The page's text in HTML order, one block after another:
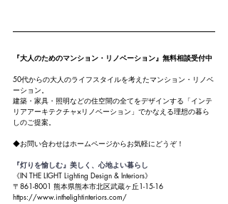
『大人のためのマンション・リノベーション』無料相談受付中
50代からの大人のライフスタイルを考えたマンション・リノベ
ーション。
建築・家具・照明などの住空間の全てをデザインする「インテ
リアアーキテクチャ×リノベーション」でかなえる理想の暮ら
しのご提案。
◆お問い合わせはホームページからお気軽にどうぞ！
『灯りを愉しむ』美しく、心地よい暮らし
《IN THE LIGHT Lighting Design & Interiors》
〒861-8001 熊本県熊本市北区武蔵ヶ丘1-15-16
https://www.inthelightinteriors.com/